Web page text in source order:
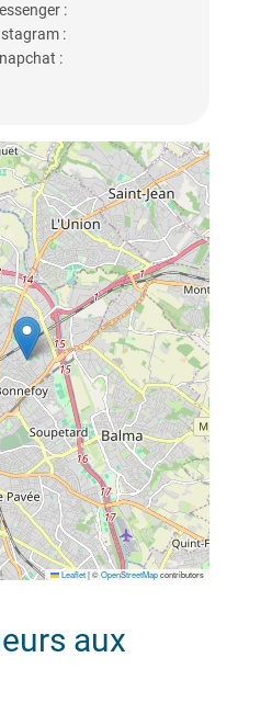
:
:
:
Leaflet |©OpenStreetMapcontributors
aux